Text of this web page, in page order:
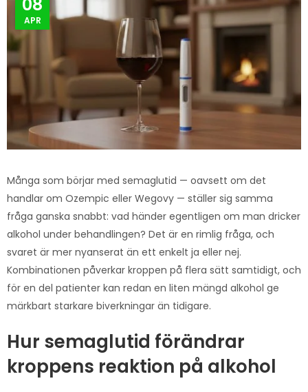
APR
Många som börjar med semaglutid — oavsett om det
handlar om Ozempic eller Wegovy — ställer sig samma
fråga ganska snabbt: vad händer egentligen om man dricker
alkohol under behandlingen? Det är en rimlig fråga, och
svaret är mer nyanserat än ett enkelt ja eller nej.
Kombinationen påverkar kroppen på flera sätt samtidigt, och
för en del patienter kan redan en liten mängd alkohol ge
märkbart starkare biverkningar än tidigare.
Hur semaglutid förändrar
kroppens reaktion på alkohol